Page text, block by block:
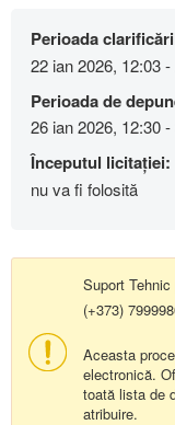
Perioada
22 ian 2026, 12:03
Perioada de
26 ian 2026, 12:30
Începutul licitației:
nu va fi folosită
Suport
(+373)
Aceasta
electronică.
toată lista de
atribuire.